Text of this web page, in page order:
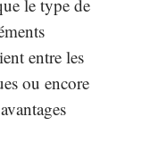
le type de
entre les
ou encore